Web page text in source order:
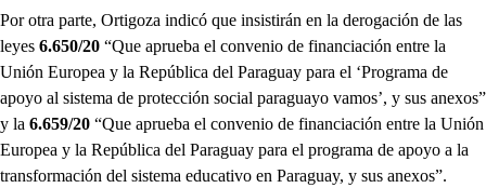
Por otra parte, Ortigoza indicó que insistirán en la derogación de las
leyes 6.650/20 “Que aprueba el convenio de financiación entre la
Unión Europea y la República del Paraguay para el ‘Programa de
apoyo al sistema de protección social paraguayo vamos’, y sus anexos”
y la 6.659/20 “Que aprueba el convenio de financiación entre la Unión
Europea y la República del Paraguay para el programa de apoyo a la
transformación del sistema educativo en Paraguay, y sus anexos”.